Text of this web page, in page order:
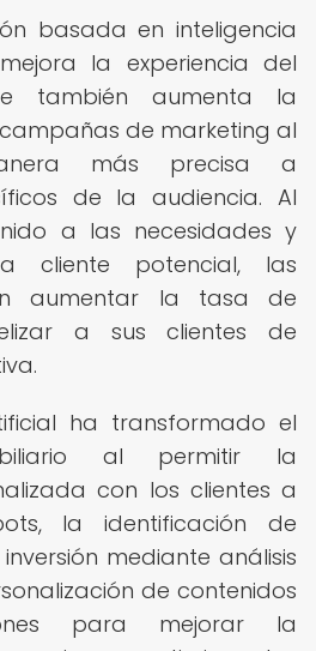
basada en inteligencia
la experiencia del
también aumenta la
de marketing al
más precisa a
de la audiencia. Al
a las necesidades y
cliente potencial, las
aumentar la tasa de
a sus clientes de
ha transformado el
al permitir la
con los clientes a
la identificación de
mediante análisis
de contenidos
para mejorar la